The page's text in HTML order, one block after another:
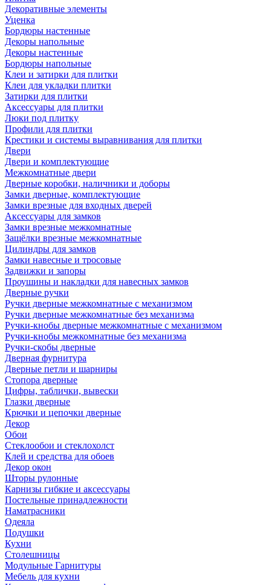
Декоративные элементы
Уценка
Бордюры настенные
Декоры напольные
Декоры настенные
Бордюры напольные
Клеи и затирки для плитки
Клеи для укладки плитки
Затирки для плитки
Аксессуары для плитки
Люки под плитку
Профили для плитки
Крестики и системы выравнивания для плитки
Двери
Двери и комплектующие
Межкомнатные двери
Дверные коробки, наличники и доборы
Замки дверные, комплектующие
Замки врезные для входных дверей
Аксессуары для замков
Замки врезные межкомнатные
Защёлки врезные межкомнатные
Цилиндры для замков
Замки навесные и тросовые
Задвижки и запоры
Проушины и накладки для навесных замков
Дверные ручки
Ручки дверные межкомнатные с механизмом
Ручки дверные межкомнатные без механизма
Ручки-кнобы дверные межкомнатные с механизмом
Ручки-кнобы межкомнатные без механизма
Ручки-скобы дверные
Дверная фурнитура
Дверные петли и шарниры
Стопора дверные
Цифры, таблички, вывески
Глазки дверные
Крючки и цепочки дверные
Декор
Обои
Стеклообои и стеклохолст
Клей и средства для обоев
Декор окон
Шторы рулонные
Карнизы гибкие и аксессуары
Постельные принадлежности
Наматрасники
Одеяла
Подушки
Кухни
Столешницы
Модульные Гарнитуры
Мебель для кухни